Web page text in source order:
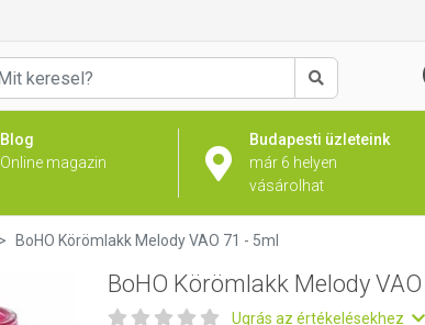
Keresés
Blog
Online magazin
Budapesti üzleteink
már 6 helyen
vásárolhat
BoHO Körömlakk Melody VAO 71 - 5ml
BoHO Körömlakk Melody
Ugrás az értékelésekhez